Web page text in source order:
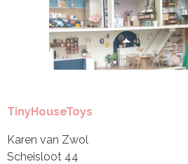
TinyHouseToys
Karen van Zwol
Scheisloot 44